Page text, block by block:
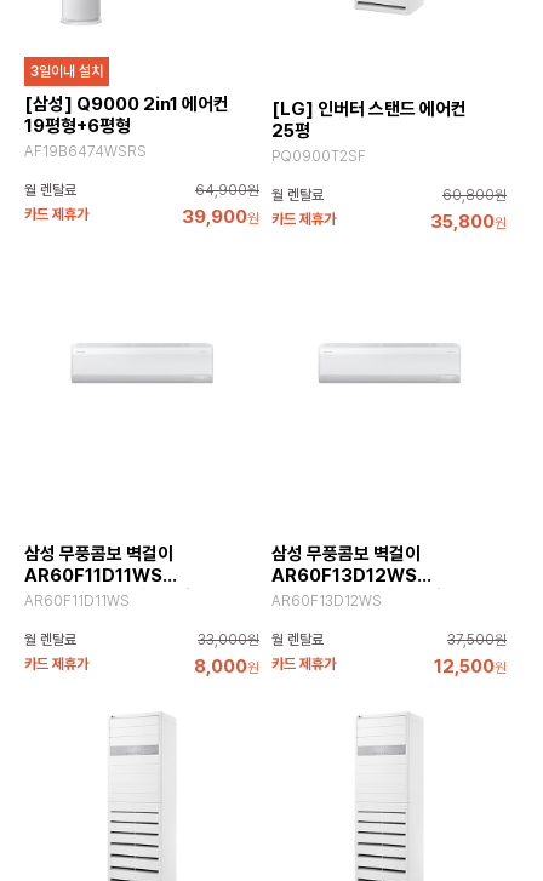
3일이내 설치
[삼성] Q9000 2in1 에어컨
19평형+6평형
AF19B6474WSRS
월 렌탈료
64,900원
카드 제휴가
39,900원
[LG] 인버터 스탠드 에어컨
25평
PQ0900T2SF
월 렌탈료
60,800원
카드 제휴가
35,800원
삼성 무풍콤보 벽걸이
AR60F11D11WS
전국기본설치 포함 11평, 화이트
AR60F11D11WS
월 렌탈료
33,000원
카드 제휴가
8,000원
삼성 무풍콤보 벽걸이
AR60F13D12WS
전국기본설치 포함 13평, 화이트
AR60F13D12WS
월 렌탈료
37,500원
카드 제휴가
12,500원